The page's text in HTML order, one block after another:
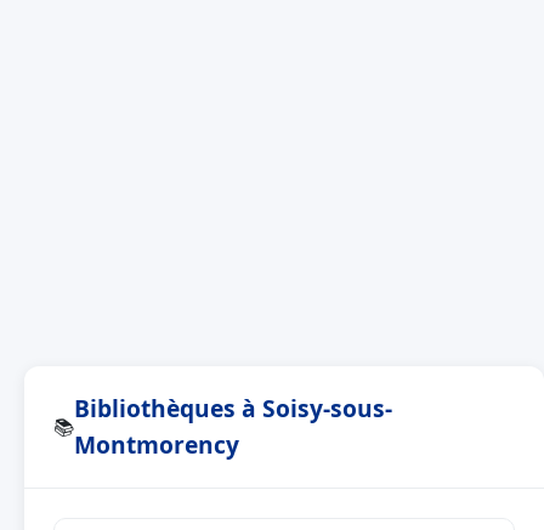
📚
Bibliothèques à Soisy-sous-
Montmorency